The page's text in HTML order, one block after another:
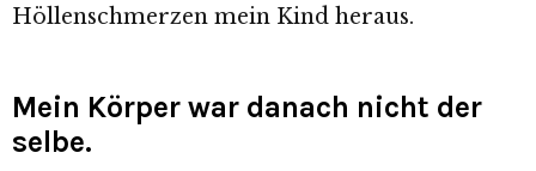
Höllenschmerzen mein Kind heraus.
Mein Körper war danach nicht der
selbe.